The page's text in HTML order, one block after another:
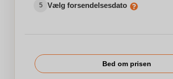
5 Vælg forsendelsesdato
Bed om prisen